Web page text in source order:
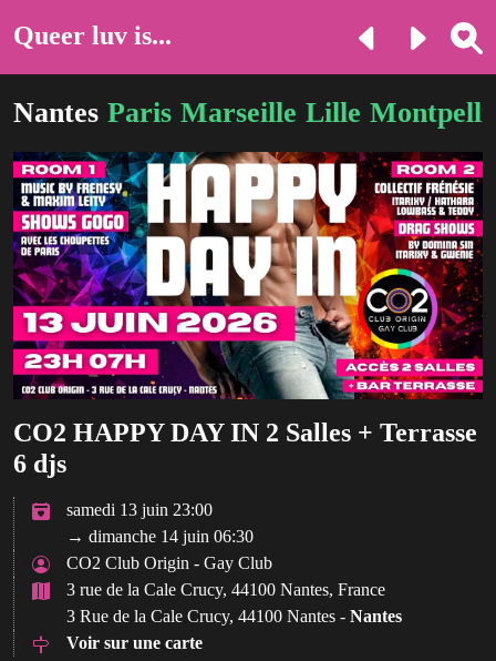
Queer luv is...
Nantes Paris Marseille Lille
CO2 HAPPY DAY IN 2 Salles + Terrasse
6 djs
samedi 13 juin 23:00
→ dimanche 14 juin 06:30
CO2 Club Origin - Gay Club
3 rue de la Cale Crucy, 44100 Nantes, France
3 Rue de la Cale Crucy, 44100 Nantes - Nantes
Voir sur une carte